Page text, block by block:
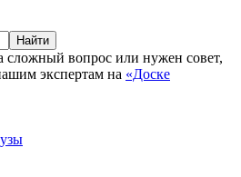
Найти
сложный вопрос или нужен совет,
экспертам на «Доске